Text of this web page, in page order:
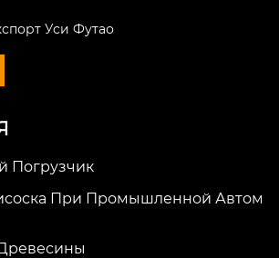
Уси Футао
Погрузчик
При Промышленной Автом